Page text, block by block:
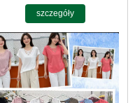
szczegóły